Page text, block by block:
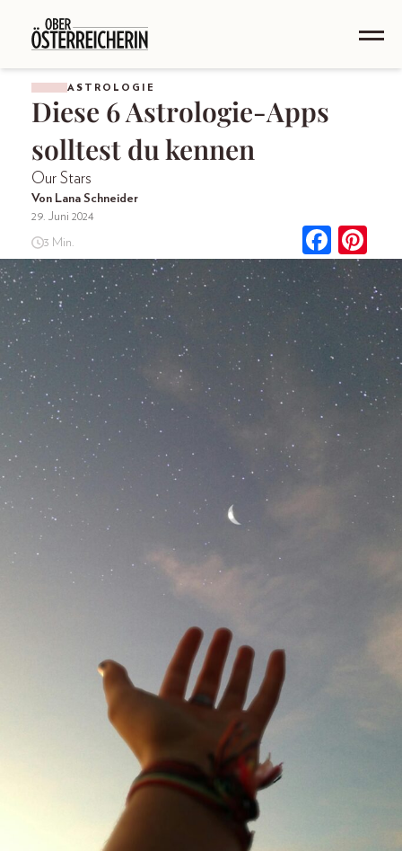
ASTROLOGIE
Diese 6 Astrologie-Apps
solltest du kennen
Our Stars
Von Lana Schneider
29. Juni 2024
3 Min.